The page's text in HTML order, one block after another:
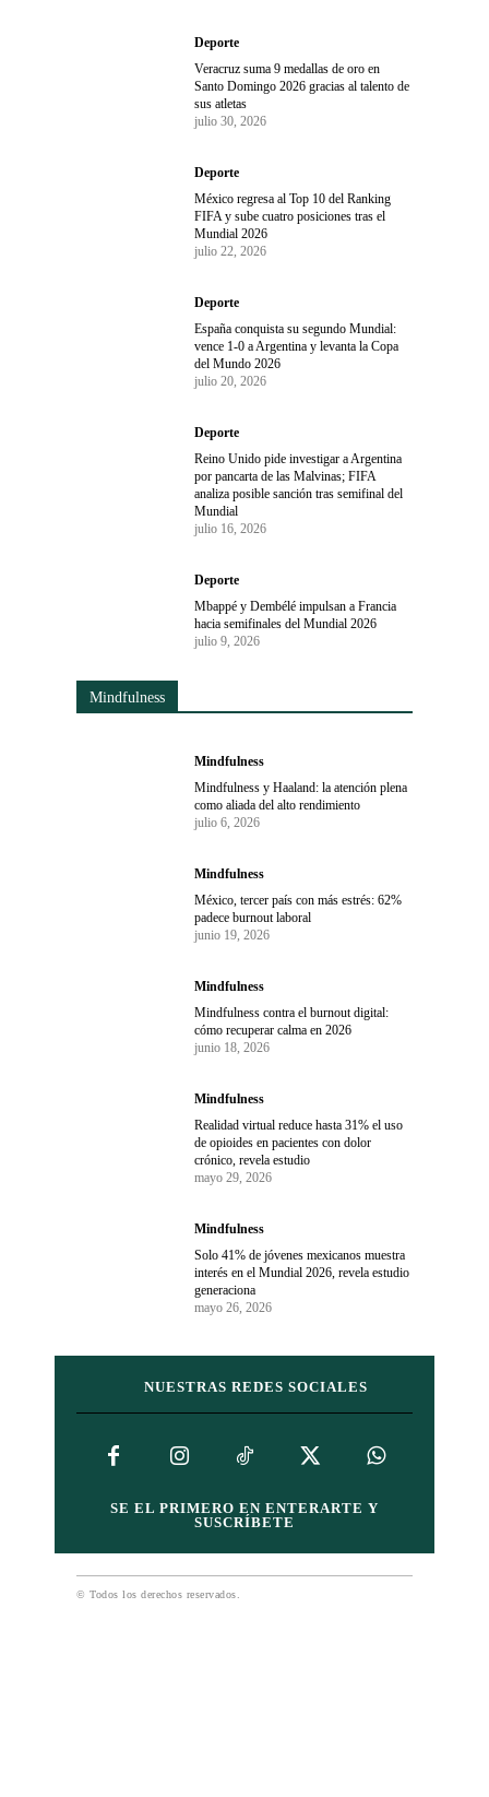
Deporte
Veracruz suma 9 medallas de oro en
Santo Domingo 2026 gracias al talento de
sus atletas
julio 30, 2026
Deporte
México regresa al Top 10 del Ranking
FIFA y sube cuatro posiciones tras el
Mundial 2026
julio 22, 2026
Deporte
España conquista su segundo Mundial:
vence 1-0 a Argentina y levanta la Copa
del Mundo 2026
julio 20, 2026
Deporte
Reino Unido pide investigar a Argentina
por pancarta de las Malvinas; FIFA
analiza posible sanción tras semifinal del
Mundial
julio 16, 2026
Deporte
Mbappé y Dembélé impulsan a Francia
hacia semifinales del Mundial 2026
julio 9, 2026
Mindfulness
Mindfulness
Mindfulness y Haaland: la atención plena
como aliada del alto rendimiento
julio 6, 2026
Mindfulness
México, tercer país con más estrés: 62%
padece burnout laboral
junio 19, 2026
Mindfulness
Mindfulness contra el burnout digital:
cómo recuperar calma en 2026
junio 18, 2026
Mindfulness
Realidad virtual reduce hasta 31% el uso
de opioides en pacientes con dolor
crónico, revela estudio
mayo 29, 2026
Mindfulness
Solo 41% de jóvenes mexicanos muestra
interés en el Mundial 2026, revela estudio
generaciona
mayo 26, 2026
NUESTRAS REDES SOCIALES
SE EL PRIMERO EN ENTERARTE Y
SUSCRÍBETE
© Todos los derechos reservados.